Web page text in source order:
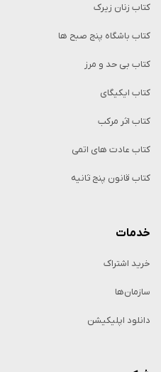
کتاب زنان زیرک
کتاب باشگاه پنج صبح ها
کتاب بی حد و مرز
کتاب ایکیگای
کتاب اثر مرکب
کتاب عادت های اتمی
کتاب قانون پنج ثانیه
خدمات
خرید اشتراک
سازمان‌ها
دانلود اپلیکیشن